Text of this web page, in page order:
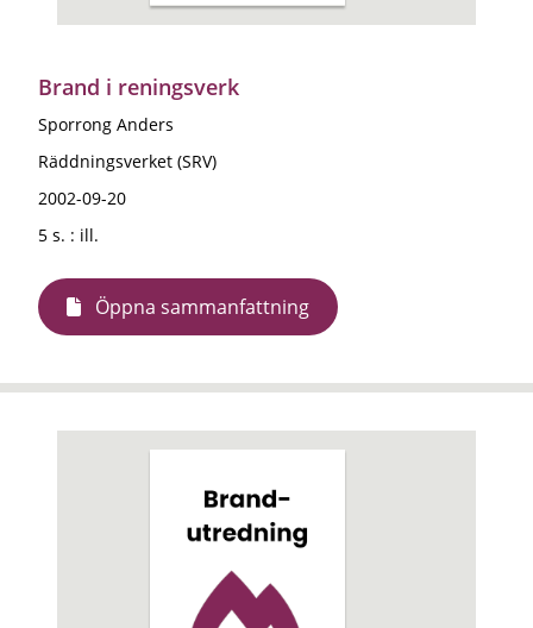
Brand i reningsverk
Sporrong Anders
Räddningsverket (SRV)
2002-09-20
5 s. : ill.
Öppna sammanfattning